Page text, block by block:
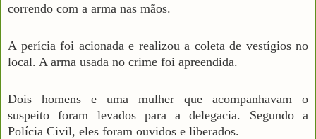
correndo com a arma nas mãos.
A perícia foi acionada e realizou a coleta de vestígios no
local. A arma usada no crime foi apreendida.
Dois homens e uma mulher que acompanhavam o
suspeito foram levados para a delegacia. Segundo a
Polícia Civil, eles foram ouvidos e liberados.